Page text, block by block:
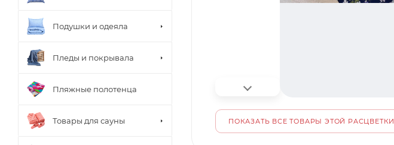
ПОКАЗАТЬ ВСЕ ТОВАРЫ ЭТОЙ РАСЦВЕТКИ
Подушки и одеяла
Пледы и покрывала
Пляжные полотенца
Товары для сауны